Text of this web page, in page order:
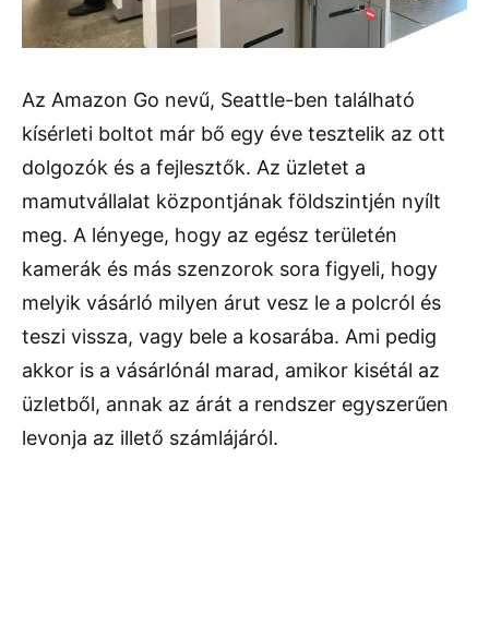
Az Amazon Go nevű, Seattle-ben található
kísérleti boltot már bő egy éve tesztelik az ott
dolgozók és a fejlesztők. Az üzletet a
mamutvállalat központjának földszintjén nyílt
meg. A lényege, hogy az egész területén
kamerák és más szenzorok sora figyeli, hogy
melyik vásárló milyen árut vesz le a polcról és
teszi vissza, vagy bele a kosarába. Ami pedig
akkor is a vásárlónál marad, amikor kisétál az
üzletből, annak az árát a rendszer egyszerűen
levonja az illető számlájáról.